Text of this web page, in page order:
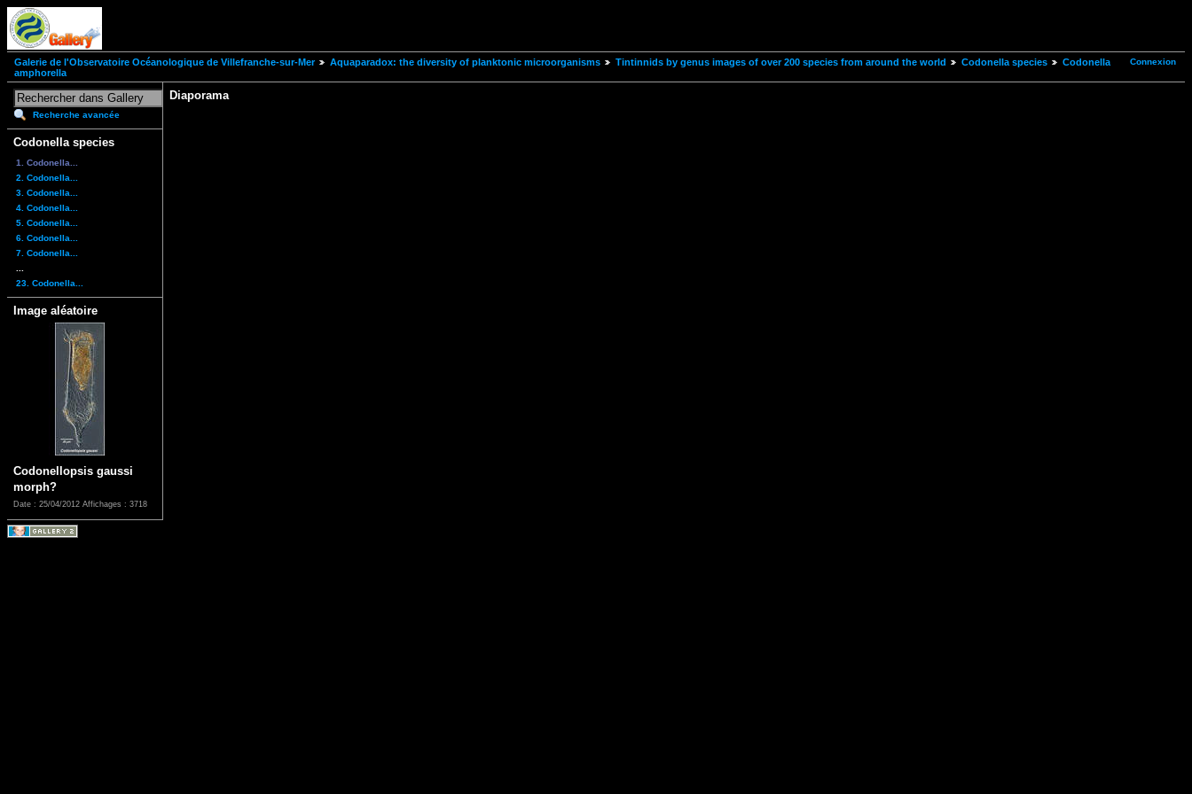
Connexion
Galerie de l'Observatoire Océanologique de Villefranche-sur-Mer Aquaparadox: the diversity of planktonic microorganisms Tintinnids by genus images of over 200 species from around the world Codonella species
Codonella
amphorella
Recherche avancée
Codonella species
1. Codonella...
2. Codonella...
3. Codonella...
4. Codonella...
5. Codonella...
6. Codonella...
7. Codonella...
23. Codonella...
Image aléatoire
Codonellopsis gaussi
morph?
Date : 25/04/2012 Affichages : 3718
Diaporama